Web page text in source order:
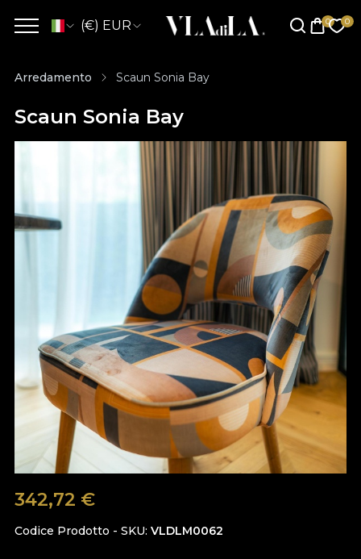
(€) EUR
Arredamento Scaun Sonia Bay
Scaun Sonia Bay
342,72 €
Codice Prodotto - SKU VLDLM0062